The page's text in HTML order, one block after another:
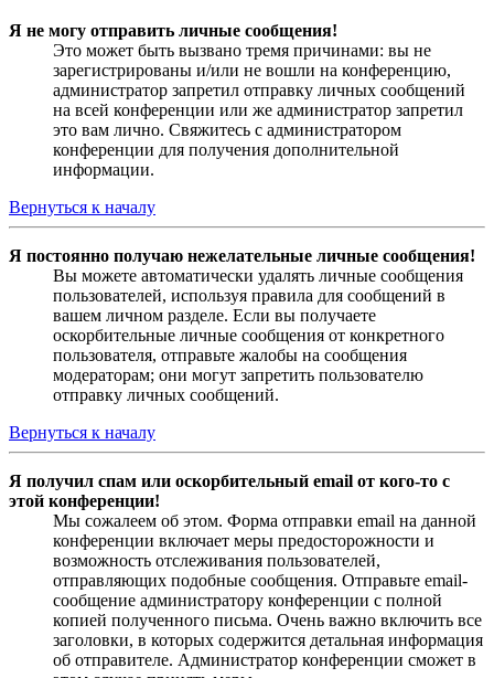
Я не могу отправить личные сообщения!
Это может быть вызвано тремя причинами: вы не
зарегистрированы и/или не вошли на конференцию,
администратор запретил отправку личных сообщений
на всей конференции или же администратор запретил
это вам лично. Свяжитесь с администратором
конференции для получения дополнительной
информации.
Вернуться к началу
Я постоянно получаю нежелательные личные сообщения!
Вы можете автоматически удалять личные сообщения
пользователей, используя правила для сообщений в
вашем личном разделе. Если вы получаете
оскорбительные личные сообщения от конкретного
пользователя, отправьте жалобы на сообщения
модераторам; они могут запретить пользователю
отправку личных сообщений.
Вернуться к началу
Я получил спам или оскорбительный email от кого-то с
этой конференции!
Мы сожалеем об этом. Форма отправки email на данной
конференции включает меры предосторожности и
возможность отслеживания пользователей,
отправляющих подобные сообщения. Отправьте email-
сообщение администратору конференции с полной
копией полученного письма. Очень важно включить все
заголовки, в которых содержится детальная информация
об отправителе. Администратор конференции сможет в